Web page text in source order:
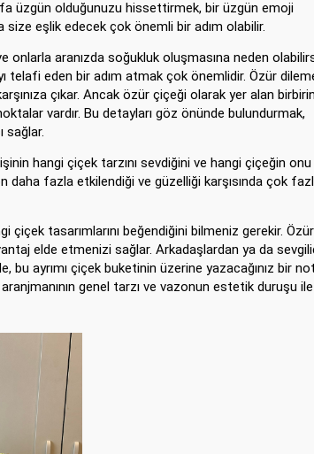
üzgün olduğunuzu hissettirmek, bir üzgün emoji
size eşlik edecek çok önemli bir adım olabilir.
onlarla aranızda soğukluk oluşmasına neden
telafi eden bir adım atmak çok önemlidir. Özür
çıkar. Ancak özür çiçeği olarak yer alan
vardır. Bu detayları göz önünde bulundurmak,
sağlar.
hangi çiçek tarzını sevdiğini ve hangi çiçeğin onu
daha fazla etkilendiği ve güzelliği karşısında çok
tasarımlarını beğendiğini bilmeniz gerekir. Özür
elde etmenizi sağlar. Arkadaşlardan ya da
ayrımı çiçek buketinin üzerine yazacağınız bir
genel tarzı ve vazonun estetik duruşu ile